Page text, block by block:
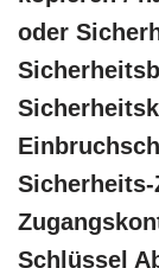
oder
Schlüssel